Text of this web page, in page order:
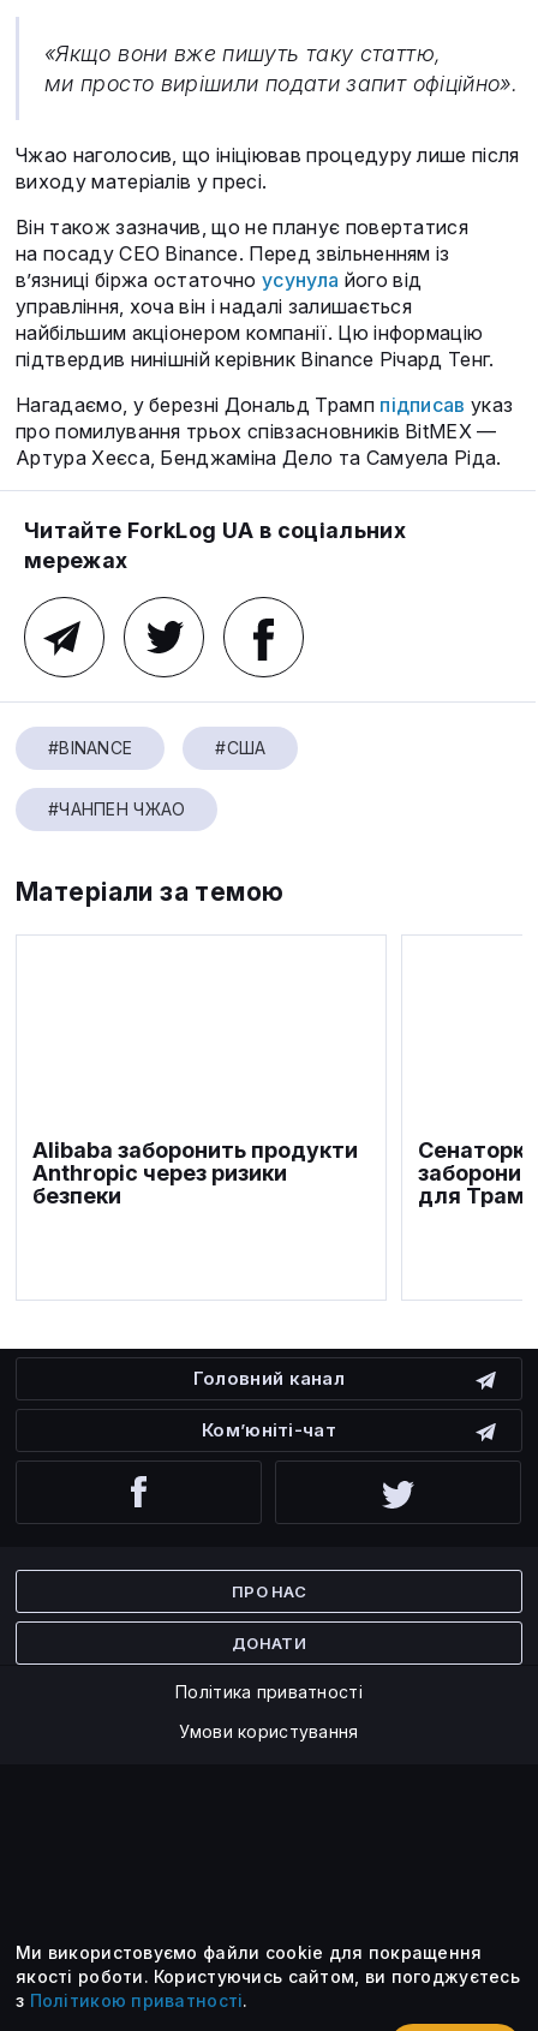
«Якщо вони вже пишуть таку статтю,
ми просто вирішили подати запит офіційно».
Чжао наголосив, що ініціював процедуру лише після
виходу матеріалів у пресі.
Він також зазначив, що не планує повертатися
на посаду CEO Binance. Перед звільненням із
в’язниці біржа остаточноусунула його від
управління, хоча він і надалі залишається
найбільшим акціонером компанії. Цю інформацію
підтвердив нинішній керівник Binance Річард Тенг.
Нагадаємо, у березні Дональд Трамп підписав указ
про помилування трьох співзасновників BitMEX —
Артура Хеєса, Бенджаміна Дело та Самуела Ріда.
Читайте ForkLog UA в соціальних
мережах
#BINANCE #США
#ЧАНПЕН ЧЖАО
Матеріали за темою
Alibaba заборонить продукти
Anthropic через ризики
безпеки
для
Головний канал
Ком’юніті-чат
ПРО НАС
ДОНАТИ
Політика приватності
Умови користування
©2014 — 2026
Усі опубліковані матеріали належать ForkLog. Ви можете
Ми використовуємо файли cookie для покращення
якості роботи. Користуючись сайтом, ви погоджуєтесь
з Політикою приватності.